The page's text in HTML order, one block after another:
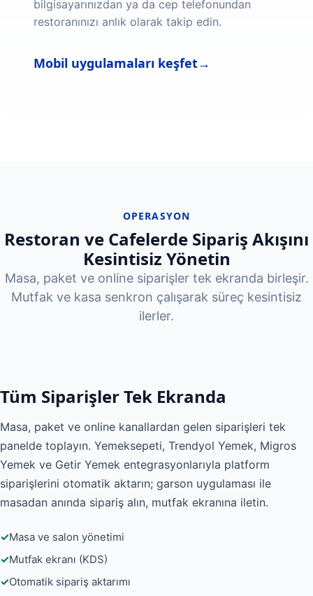
bilgisayarınızdan ya da cep telefonundan
restoranınızı anlık olarak takip edin.
Mobil uygulamaları keşfet→
OPERASYON
Restoran ve Cafelerde Sipariş Akışını
Kesintisiz Yönetin
Masa, paket ve online siparişler tek ekranda birleşir.
Mutfak ve kasa senkron çalışarak süreç kesintisiz
ilerler.
Tüm Siparişler Tek Ekranda
Masa, paket ve online kanallardan gelen siparişleri tek
panelde toplayın. Yemeksepeti, Trendyol Yemek, Migros
Yemek ve Getir Yemek entegrasyonlarıyla platform
siparişlerini otomatik aktarın; garson uygulaması ile
masadan anında sipariş alın, mutfak ekranına iletin.
Masa ve salon yönetimi
Mutfak ekranı (KDS)
Otomatik sipariş aktarımı